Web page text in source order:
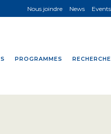
PROGRAMMES RECHERCHE
Nous joindre News Events